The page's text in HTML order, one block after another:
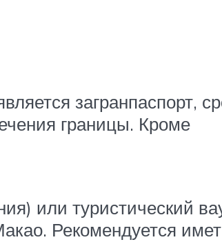
загранпаспорт,
границы. Кроме
или туристический
Рекомендуется